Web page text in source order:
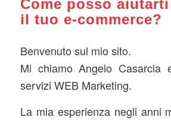
Come posso
il tuo e-commerce?
Benvenuto sul mio sito.
Mi chiamo Angelo Casarcia
servizi WEB Marketing.
La mia esperienza negli anni